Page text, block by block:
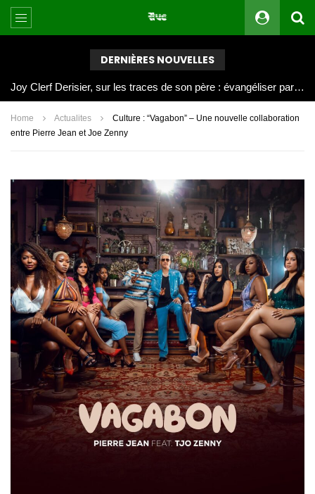
DERNIÈRES NOUVELLES
Joy Clerf Derisier, sur les traces de son père : évangéliser par la musique
Home Actualites
Culture : “Vagabon” – Une nouvelle collaboration
entre Pierre Jean et Joe Zenny